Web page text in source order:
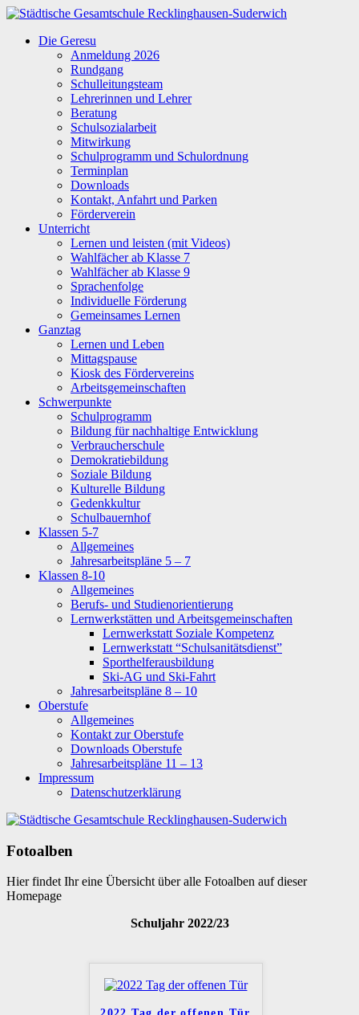
Zum
springen
Städtische
Gesamtschule
Recklinghausen-
Suderwich
Die Geresu
Anmeldung 2026
Rundgang
Schulleitungsteam
Lehrerinnen und Lehrer
Beratung
Schulsozialarbeit
Mitwirkung
Schulprogramm und Schulordnung
Terminplan
Downloads
Kontakt, Anfahrt und Parken
Förderverein
Unterricht
Lernen und leisten (mit Videos)
Wahlfächer ab Klasse 7
Wahlfächer ab Klasse 9
Sprachenfolge
Individuelle Förderung
Gemeinsames Lernen
Ganztag
Lernen und Leben
Mittagspause
Kiosk des Fördervereins
Arbeitsgemeinschaften
Schwerpunkte
Schulprogramm
Bildung für nachhaltige Entwicklung
Verbraucherschule
Demokratiebildung
Soziale Bildung
Kulturelle Bildung
Gedenkkultur
Schulbauernhof
Klassen 5-7
Allgemeines
Jahresarbeitspläne 5 – 7
Klassen 8-10
Allgemeines
Berufs- und Studienorientierung
Lernwerkstätten und Arbeitsgemeinschaften
Lernwerkstatt Soziale Kompetenz
Lernwerkstatt “Schulsanitätsdienst”
Sporthelferausbildung
Ski-AG und Ski-Fahrt
Jahresarbeitspläne 8 – 10
Oberstufe
Allgemeines
Kontakt zur Oberstufe
Downloads Oberstufe
Jahresarbeitspläne 11 – 13
Impressum
Datenschutzerklärung
Fotoalben
Hier findet Ihr eine Übersicht über alle Fotoalben auf dieser
Homepage
Schuljahr 2022/23